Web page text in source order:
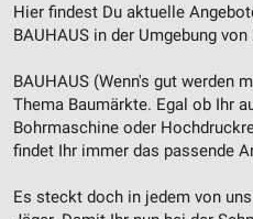
Hier findest Du aktuelle
BAUHAUS in der Umgebung von
BAUHAUS (Wenn's gut werden
Thema Baumärkte. Egal ob Ihr
Bohrmaschine oder
findet Ihr immer das passende
Es steckt doch in jedem von
Geräte anhand von aktiv
Nicht-IAB-Verarbeitungszwecke:
Notwendig